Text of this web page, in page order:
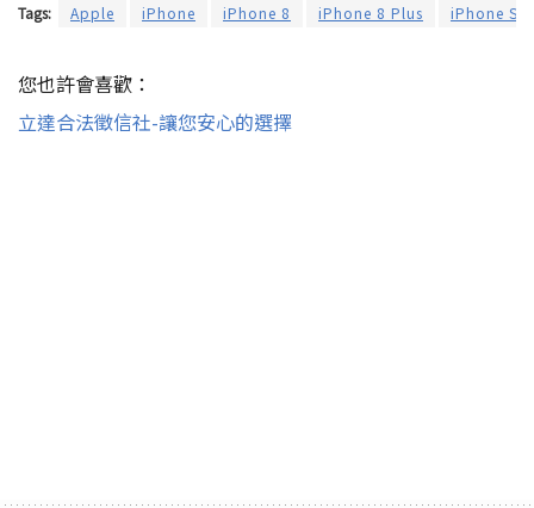
Tags: Apple iPhone iPhone 8 iPhone 8 Plus iPhone SE
您也許會喜歡：
立達合法徵信社-讓您安心的選擇